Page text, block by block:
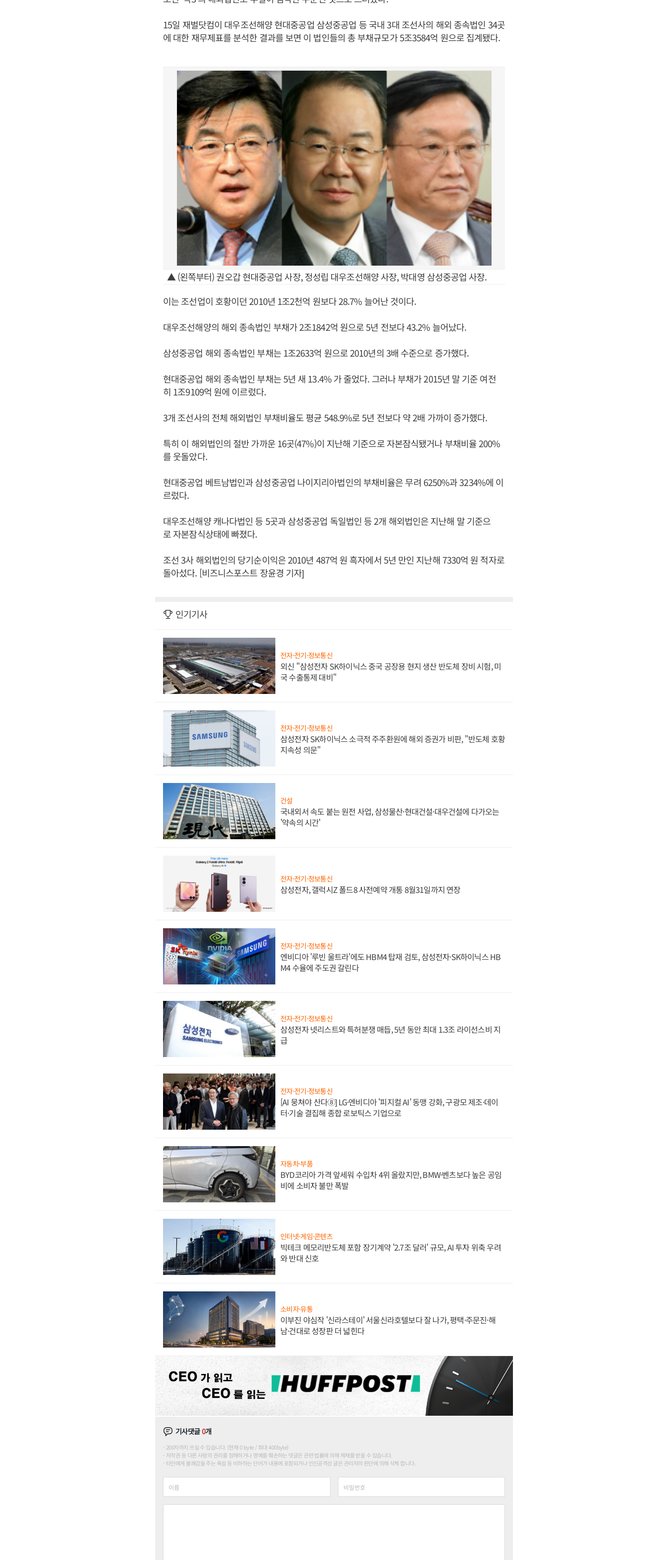
15일 재벌닷컴이 대우조선해양 현대중공업 삼성중공업 등 국내 3대 조선사의 해외 종속법인 34곳
에 대한 재무제표를 분석한 결과를 보면 이 법인들의 총 부채규모가 5조3584억 원으로 집계됐다.
▲ (왼쪽부터) 권오갑 현대중공업 사장, 정성립 대우조선해양 사장, 박대영 삼성중공업 사장.
이는 조선업이 호황이던 2010년 1조2천억 원보다 28.7% 늘어난 것이다.
대우조선해양의 해외 종속법인 부채가 2조1842억 원으로 5년 전보다 43.2% 늘어났다.
삼성중공업 해외 종속법인 부채는 1조2633억 원으로 2010년의 3배 수준으로 증가했다.
현대중공업 해외 종속법인 부채는 5년 새 13.4% 가 줄었다. 그러나 부채가 2015년 말 기준 여전
히 1조9109억 원에 이르렀다.
3개 조선사의 전체 해외법인 부채비율도 평균 548.9%로 5년 전보다 약 2배 가까이 증가했다.
특히 이 해외법인의 절반 가까운 16곳(47%)이 지난해 기준으로 자본잠식됐거나 부채비율 200%
를 웃돌았다.
현대중공업 베트남법인과 삼성중공업 나이지리아법인의 부채비율은 무려 6250%과 3234%에 이
르렀다.
대우조선해양 캐나다법인 등 5곳과 삼성중공업 독일법인 등 2개 해외법인은 지난해 말 기준으
로 자본잠식상태에 빠졌다.
조선 3사 해외법인의 당기순이익은 2010년 487억 원 흑자에서 5년 만인 지난해 7330억 원 적자로
돌아섰다. [비즈니스포스트 장윤경 기자]
인기기사
전자·전기·정보통신
외신 "삼성전자 SK하이닉스 중국 공장용 현지 생산 반도체 장비 시험, 미
국 수출통제 대비"
전자·전기·정보통신
삼성전자 SK하이닉스 소극적 주주환원에 해외 증권가 비판, "반도체 호황
지속성 의문"
건설
국내외서 속도 붙는 원전 사업, 삼성물산·현대건설·대우건설에 다가오는
'약속의 시간'
전자·전기·정보통신
삼성전자, 갤럭시Z 폴드8 사전예약 개통 8월31일까지 연장
전자·전기·정보통신
엔비디아 '루빈 울트라'에도 HBM4 탑재 검토, 삼성전자·SK하이닉스 HB
M4 수율에 주도권 갈린다
전자·전기·정보통신
삼성전자 넷리스트와 특허분쟁 매듭, 5년 동안 최대 1.3조 라이선스비 지
급
전자·전기·정보통신
[AI 뭉쳐야 산다⑧] LG·엔비디아 '피지컬 AI' 동맹 강화, 구광모 제조·데이
터·기술 결집해 종합 로보틱스 기업으로
자동차·부품
BYD코리아 가격 앞세워 수입차 4위 올랐지만, BMW·벤츠보다 높은 공임
비에 소비자 불만 폭발
인터넷·게임·콘텐츠
빅테크 메모리반도체 포함 장기계약 '2.7조 달러' 규모, AI 투자 위축 우려
와 반대 신호
소비자·유통
이부진 야심작 '신라스테이' 서울신라호텔보다 잘 나가, 평택·주문진·해
남·건대로 성장판 더 넓힌다
기사댓글0개
200자까지 쓰실 수 있습니다. (현재 0 byte / 최대 400byte)
저작권 등 다른 사람의 권리를 침해하거나 명예를 훼손하는 댓글은 관련 법률에 의해 제재를 받을 수 있습니다.
타인에게 불쾌감을 주는 욕설 등 비하하는 단어가 내용에 포함되거나 인신공격성 글은 관리자의 판단에 의해 삭제 합니다.